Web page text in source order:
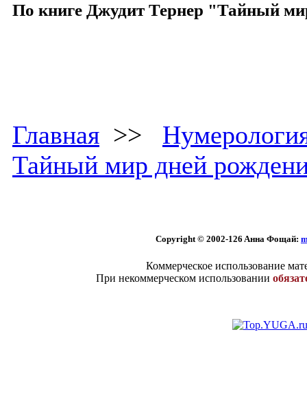
По книге Джудит Тернер "Тайный
Главная >>
Тайный мир дней
Copyright © 2002-126 Aннa Фoщaй:
Коммерческое использование
При некоммерческом использовании